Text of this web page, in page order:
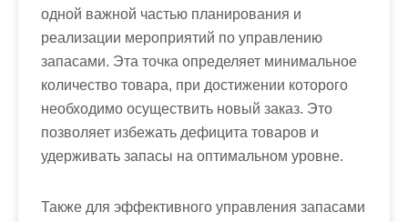
одной важной частью планирования и
реализации мероприятий по управлению
запасами. Эта точка определяет минимальное
количество товара, при достижении которого
необходимо осуществить новый заказ. Это
позволяет избежать дефицита товаров и
удерживать запасы на оптимальном уровне.
Также для эффективного управления запасами